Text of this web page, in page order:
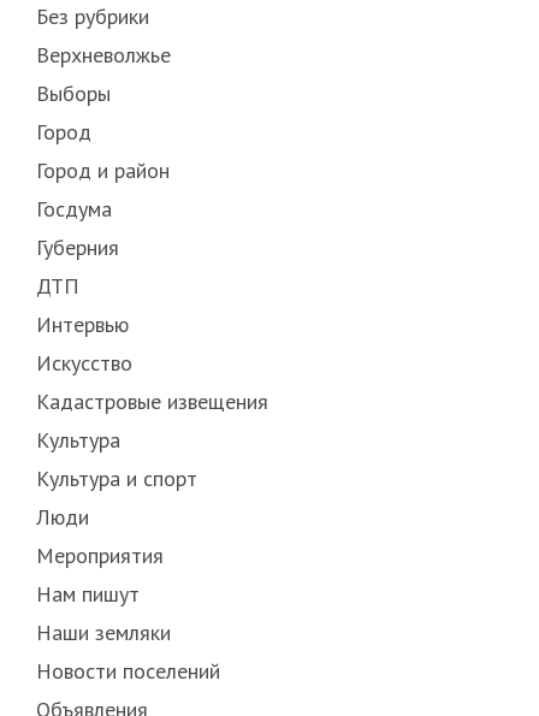
Без рубрики
Верхневолжье
Выборы
Город
Город и район
Госдума
Губерния
ДТП
Интервью
Искусство
Кадастровые извещения
Культура
Культура и спорт
Люди
Мероприятия
Нам пишут
Наши земляки
Новости поселений
Объявления